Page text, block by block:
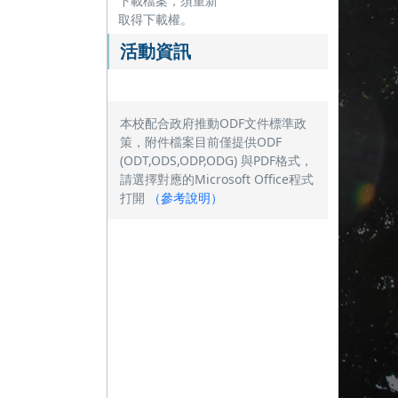
取得下載權。
活動資訊
本校配合政府推動ODF文件標準政
策，附件檔案目前僅提供ODF
(ODT,ODS,ODP,ODG) 與PDF格式，
請選擇對應的Microsoft Office程式
打開
（參考說明）